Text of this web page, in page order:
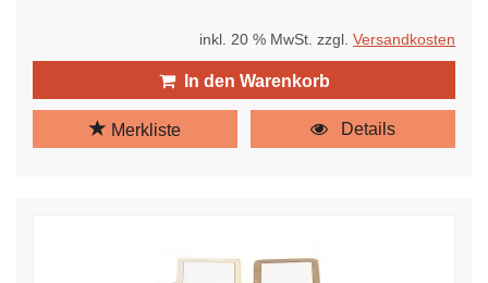
inkl. 20 % MwSt. zzgl. Versandkosten
In den Warenkorb
Merkliste Details